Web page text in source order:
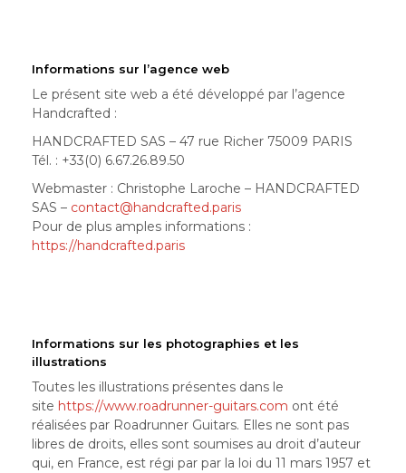
Informations sur l’agence web
Le présent site web a été développé par l’agence
Handcrafted :
HANDCRAFTED SAS – 47 rue Richer 75009 PARIS
Tél. : +33(0) 6.67.26.89.50
Webmaster : Christophe Laroche – HANDCRAFTED
SAS – contact@handcrafted.paris
Pour de plus amples informations :
https://handcrafted.paris
Informations sur les photographies et les
illustrations
Toutes les illustrations présentes dans le
site https://www.roadrunner-guitars.com ont été
réalisées par Roadrunner Guitars. Elles ne sont pas
libres de droits, elles sont soumises au droit d’auteur
qui, en France, est régi par par la loi du 11 mars 1957 et